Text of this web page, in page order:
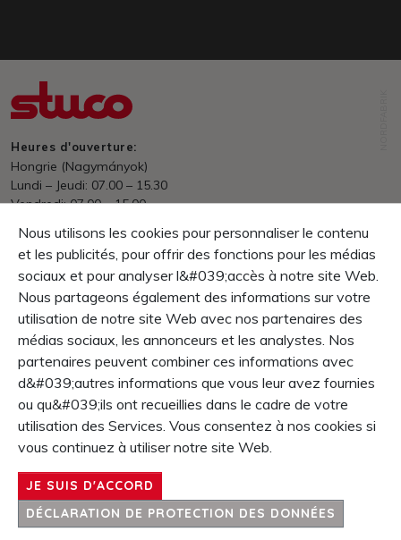
Heures d'ouverture:
Hongrie (Nagymányok)
Lundi – Jeudi: 07.00 – 15.30
Vendredi: 07.00 – 15.00
Expédition
en ligne dès prix HUF 70&#039;000.- franco domicile
Paiement
net dans les 30 jours
Droit de retour dans le 10 jours
La garantie produit 1 année
CONTACT
SERVICE & INFOS
SOCIÉTÉ
Nous utilisons les cookies pour personnaliser le contenu
et les publicités, pour offrir des fonctions pour les médias
sociaux et pour analyser l&#039;accès à notre site Web.
Nous partageons également des informations sur votre
utilisation de notre site Web avec nos partenaires des
médias sociaux, les annonceurs et les analystes. Nos
partenaires peuvent combiner ces informations avec
d&#039;autres informations que vous leur avez fournies
ou qu&#039;ils ont recueillies dans le cadre de votre
utilisation des Services. Vous consentez à nos cookies si
vous continuez à utiliser notre site Web.
JE SUIS D'ACCORD
DÉCLARATION DE PROTECTION DES DONNÉES